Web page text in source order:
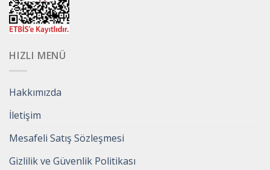
HIZLI MENÜ
Hakkımızda
İletişim
Mesafeli Satış Sözleşmesi
Gizlilik ve Güvenlik Politikası